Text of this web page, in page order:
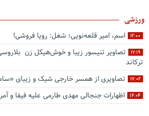
ورزشی
۱۲:۰۰ اسم، امیر قلعه‌نویی؛ شغل: رویا فروشی!
۱۷:۱۹
تصاویر تنیسور زیبا و خوش‌هیکل زن
ترکاند
۱۷:۰۲ تصاویری از همسر خارجی شیک و زیبای
۱۶:۰۴ اظهارات جنجالی مهدی طارمی علیه فیفا و